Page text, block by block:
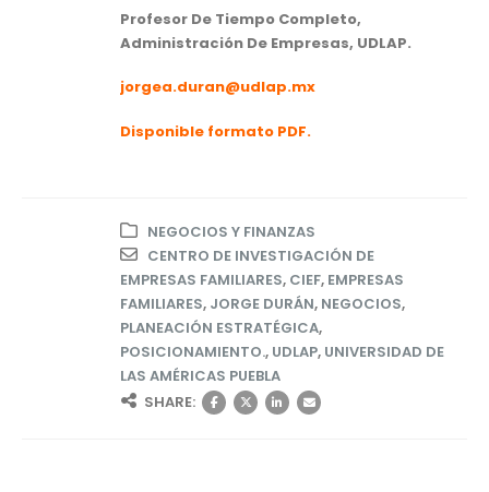
Profesor De Tiempo Completo,
Administración De Empresas, UDLAP.
jorgea.duran@udlap.mx
Disponible formato PDF.
NEGOCIOS Y FINANZAS
CENTRO DE INVESTIGACIÓN DE
EMPRESAS FAMILIARES, CIEF, EMPRESAS
FAMILIARES, JORGE DURÁN, NEGOCIOS,
PLANEACIÓN ESTRATÉGICA,
POSICIONAMIENTO., UDLAP, UNIVERSIDAD DE
LAS AMÉRICAS PUEBLA
SHARE: